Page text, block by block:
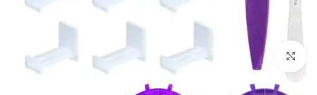
اضغط للتكبير